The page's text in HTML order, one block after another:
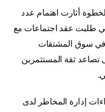
أثارت اهتمام عدد
طلبت عقد اجتماعات مع
في سوق المشتقات
تصاعد ثقة المستثمرين
إدارة المخاطر لدى